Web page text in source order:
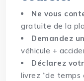
Ne vous
gratuite de la
Demandez
véhicule +
Déclarez
livrez “de temps